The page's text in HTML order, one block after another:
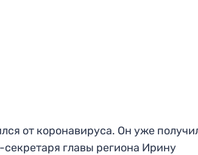
от коронавируса. Он уже
главы региона Ирину